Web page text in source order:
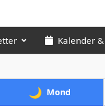
Kalender
🌙 Mond